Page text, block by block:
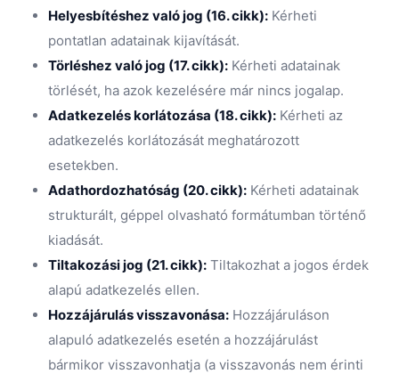
Helyesbítéshez való jog (16. cikk): Kérheti
pontatlan adatainak kijavítását.
Törléshez való jog (17. cikk): Kérheti adatainak
törlését, ha azok kezelésére már nincs jogalap.
Adatkezelés korlátozása (18. cikk): Kérheti az
adatkezelés korlátozását meghatározott
esetekben.
Adathordozhatóság (20. cikk): Kérheti adatainak
strukturált, géppel olvasható formátumban történő
kiadását.
Tiltakozási jog (21. cikk): Tiltakozhat a jogos érdek
alapú adatkezelés ellen.
Hozzájárulás visszavonása: Hozzájáruláson
alapuló adatkezelés esetén a hozzájárulást
bármikor visszavonhatja (a visszavonás nem érinti